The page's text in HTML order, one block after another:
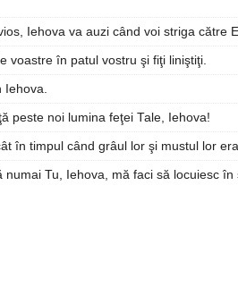
Iehova va auzi când voi striga către
voastre în patul vostru şi fiţi liniştiţi.
Iehova.
peste noi lumina feţei Tale, Iehova!
în timpul când grâul lor şi mustul lor
Tu, Iehova, mă faci să locuiesc în